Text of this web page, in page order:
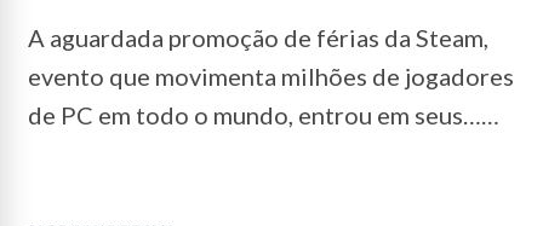
A aguardada promoção de férias da Steam,
evento que movimenta milhões de jogadores
de PC em todo o mundo, entrou em seus…